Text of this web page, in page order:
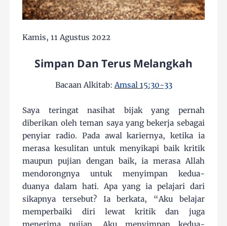
Kamis, 11 Agustus 2022
Simpan Dan Terus Melangkah
Bacaan Alkitab:Amsal 15:30-33
Saya teringat nasihat bijak yang pernah
diberikan oleh teman saya yang bekerja sebagai
penyiar radio. Pada awal kariernya, ketika ia
merasa kesulitan untuk menyikapi baik kritik
maupun pujian dengan baik, ia merasa Allah
mendorongnya untuk menyimpan kedua-
duanya dalam hati. Apa yang ia pelajari dari
sikapnya tersebut? Ia berkata, “Aku belajar
memperbaiki diri lewat kritik dan juga